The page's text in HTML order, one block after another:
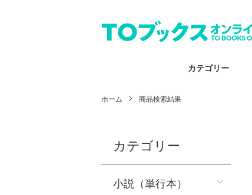
カテゴリー
ホーム 商品検索結果
カテゴリー
小説（単行本）